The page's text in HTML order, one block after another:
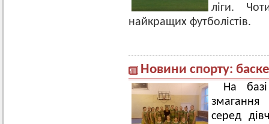
ліги.
найкращих футболістів.
Новини спорту:
На
змагання
серед